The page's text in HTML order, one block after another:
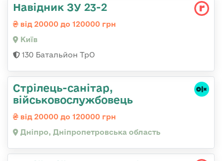
Навідник ЗУ 23-2
від 20000 до 120000 грн
Київ
130 Батальйон ТрО
Стрілець-санітар,
військовослужбовець
від 20000 до 120000 грн
Дніпро, Дніпропетровська область